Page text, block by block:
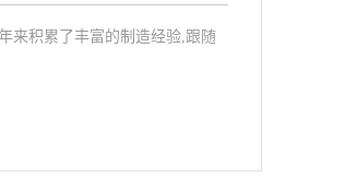
来积累了丰富的制造经验,跟随